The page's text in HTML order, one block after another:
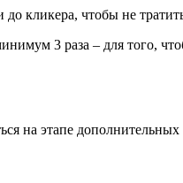
кликера, чтобы не
3 раза – для того,
на этапе